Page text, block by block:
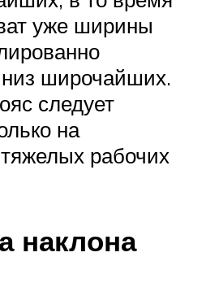
уже ширины
широчайших.
следует
на
рабочих
наклона